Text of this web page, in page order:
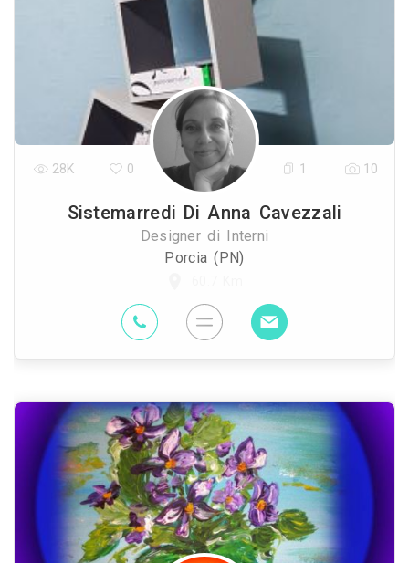
Sistemarredi Di Anna Cavezzali
Designer di Interni
Porcia (PN)
28K 0 1 10